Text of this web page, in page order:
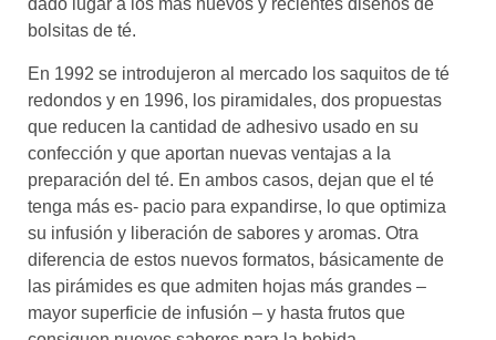
dado lugar a los más nuevos y recientes diseños de
bolsitas de té.
En 1992 se introdujeron al mercado los saquitos de té
redondos y en 1996, los piramidales, dos propuestas
que reducen la cantidad de adhesivo usado en su
confección y que aportan nuevas ventajas a la
preparación del té. En ambos casos, dejan que el té
tenga más es- pacio para expandirse, lo que optimiza
su infusión y liberación de sabores y aromas. Otra
diferencia de estos nuevos formatos, básicamente de
las pirámides es que admiten hojas más grandes –
mayor superficie de infusión – y hasta frutos que